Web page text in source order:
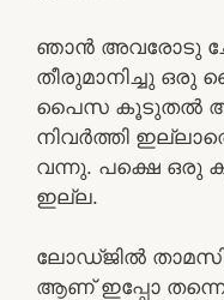
ഞാൻ അവരോടു
തീരുമാനിച്ചു ഒരു
പൈസ കൂടുതൽ
നിവർത്തി
വന്നു. പക്ഷെ ഒരു
ഇല്ല.
ലോഡ്ജിൽ
ആണ് ഇപ്പോ